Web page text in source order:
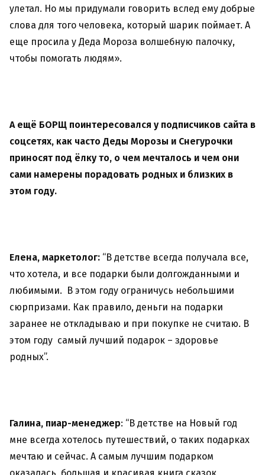
улетал. Но мы придумали говорить вслед ему добрые
слова для того человека, который шарик поймает. А
еще просила у Деда Мороза волшебную палочку,
чтобы помогать людям».
А ещё БОРЩ поинтересовался у подписчиков сайта в
соцсетях, как часто Деды Морозы и Снегурочки
приносят под ёлку то, о чем мечталось и чем они
сами намерены порадовать родных и близких в
этом году.
Елена, маркетолог: “В детстве всегда получала все,
что хотела, и все подарки были долгожданными и
любимыми. В этом году ограничусь небольшими
сюрпризами. Как правило, деньги на подарки
заранее не откладываю и при покупке не считаю. В
этом году самый лучший подарок – здоровье
родных”.
Галина, пиар-менеджер: “В детстве на Новый год
мне всегда хотелось путешествий, о таких подарках
мечтаю и сейчас. А самым лучшим подарком